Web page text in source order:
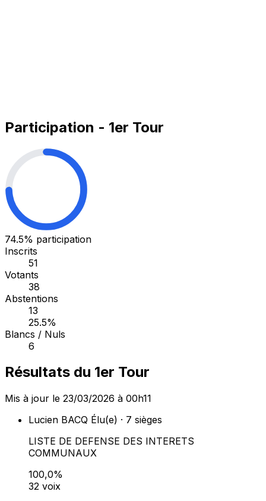
Participation - 1er Tour
74.5% participation
Inscrits
51
Votants
38
Abstentions
13
25.5%
Blancs / Nuls
6
Résultats du 1er Tour
Mis à jour le 23/03/2026 à 00h11
Lucien BACQ Élu(e) · 7 sièges
LISTE DE DEFENSE DES INTERETS
COMMUNAUX
100,0%
32 voix